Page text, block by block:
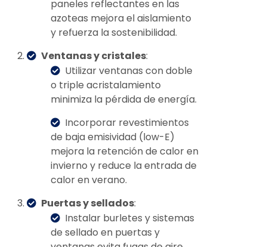
paneles reflectantes en las
azoteas mejora el aislamiento
y refuerza la sostenibilidad.
Ventanas y cristales:
Utilizar ventanas con doble
o triple acristalamiento
minimiza la pérdida de energía.
Incorporar revestimientos
de baja emisividad (low-E)
mejora la retención de calor en
invierno y reduce la entrada de
calor en verano.
Puertas y sellados:
Instalar burletes y sistemas
de sellado en puertas y